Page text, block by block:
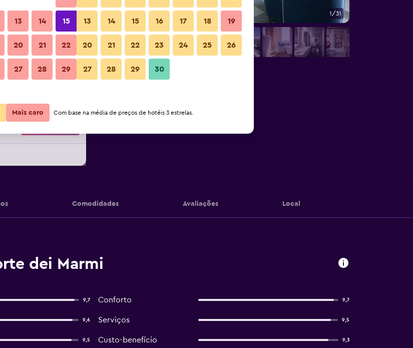
por
Ver oferta
Lounge 1/31
Hotel Byron: Fotos
Comodidades Avaliações Local
dei Marmi
9,7 Conforto 9,7
9,6 Serviços 9,5
9,5 Custo-benefício 9,3
13 14 15
20 21 22
27 28 29
13 14 15 16 17 18 19
20 21 22 23 24 25 26
27 28 29 30
Mais caro Com base na média de preços de hotéis 3 estrelas.